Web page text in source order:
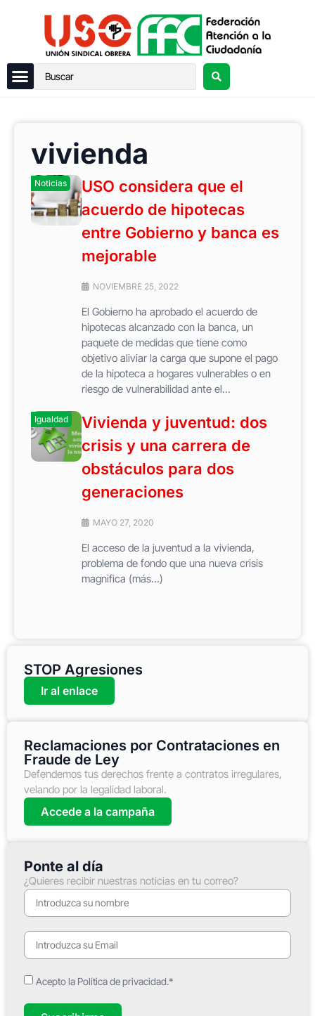
vivienda
Noticias
USO considera que el
acuerdo de hipotecas
entre Gobierno y banca es
mejorable
NOVIEMBRE 25, 2022
El Gobierno ha aprobado el acuerdo de
hipotecas alcanzado con la banca, un
paquete de medidas que tiene como
objetivo aliviar la carga que supone el pago
de la hipoteca a hogares vulnerables o en
riesgo de vulnerabilidad ante el...
Igualdad
Vivienda y juventud: dos
crisis y una carrera de
obstáculos para dos
generaciones
MAYO 27, 2020
El acceso de la juventud a la vivienda,
problema de fondo que una nueva crisis
magnifica (más…)
STOP Agresiones
Ir al enlace
Reclamaciones por Contrataciones en
Fraude de Ley
Defendemos tus derechos frente a contratos irregulares,
velando por la legalidad laboral.
Accede a la campaña
Ponte al día
¿Quieres recibir nuestras noticias en tu correo?
Acepto la Política de privacidad.*